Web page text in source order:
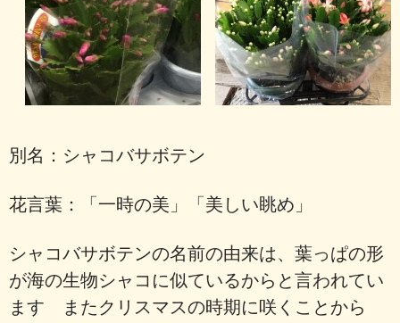
別名：シャコバサボテン
花言葉：「一時の美」「美しい眺め」
シャコバサボテンの名前の由来は、葉っぱの形
が海の生物シャコに似ているからと言われてい
ます またクリスマスの時期に咲くことから